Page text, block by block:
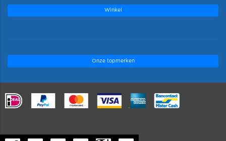
Winkel
Onze topmerken
.